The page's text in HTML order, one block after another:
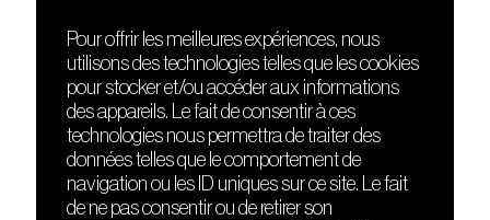
DÉCOUVRIR
Le lieu
Contact
Presse
Cours de DJing
TMLAB
FRIENDS
Nuits sonores
HEAT
Hôtel71
La Gaîté Lyrique
Pour offrir les meilleures expériences, nous
utilisons des technologies telles que les cookies
pour stocker et/ou accéder aux informations
des appareils. Le fait de consentir à ces
technologies nous permettra de traiter des
données telles que le comportement de
navigation ou les ID uniques sur ce site. Le fait
de ne pas consentir ou de retirer son